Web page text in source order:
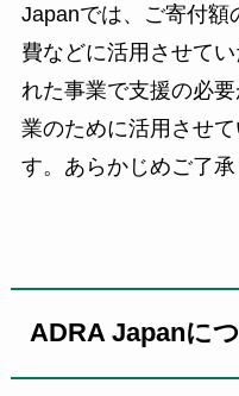
Japanでは、ご寄付額
費などに活用させて
れた事業で支援の必
業のために活用させ
す。あらかじめご了承
ADRA Japanに